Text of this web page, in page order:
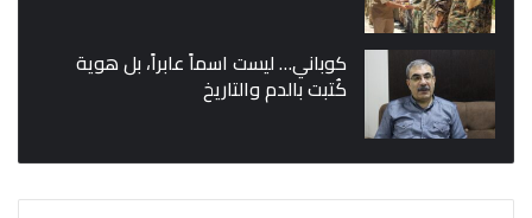
كوباني… ليست اسماً عابراً، بل هوية
كُتبت بالدم والتاريخ